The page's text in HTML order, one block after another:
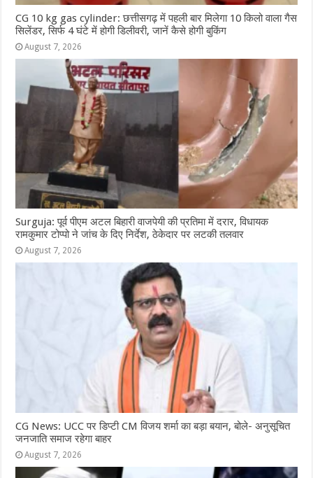
CG 10 kg gas cylinder: छत्तीसगढ़ में पहली बार मिलेगा 10 किलो वाला गैस
सिलेंडर, सिर्फ 4 घंटे में होगी डिलीवरी, जानें कैसे होगी बुकिंग
August 7, 2026
Surguja: पूर्व पीएम अटल बिहारी वाजपेयी की प्रतिमा में दरार, विधायक
रामकुमार टोप्पो ने जांच के दिए निर्देश, ठेकेदार पर लटकी तलवार
August 7, 2026
CG News: UCC पर डिप्टी CM विजय शर्मा का बड़ा बयान, बोले- अनुसूचित
जनजाति समाज रहेगा बाहर
August 7, 2026